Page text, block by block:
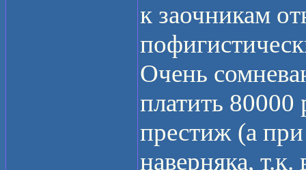
к заочникам
Очень
платить 80000
престиж (а
наверняка,